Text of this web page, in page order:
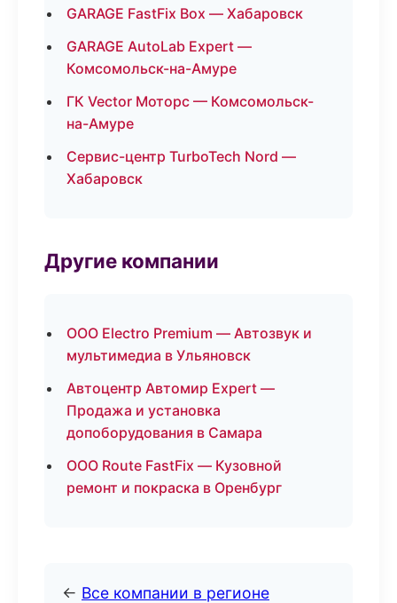
GARAGE FastFix Box — Хабаровск
GARAGE AutoLab Expert —
Комсомольск-на-Амуре
ГК Vector Моторс — Комсомольск-
на-Амуре
Сервис-центр TurboTech Nord —
Хабаровск
Другие компании
ООО Electro Premium — Автозвук и
мультимедиа в Ульяновск
Автоцентр Автомир Expert —
Продажа и установка
допоборудования в Самара
ООО Route FastFix — Кузовной
ремонт и покраска в Оренбург
← Все компании в регионе